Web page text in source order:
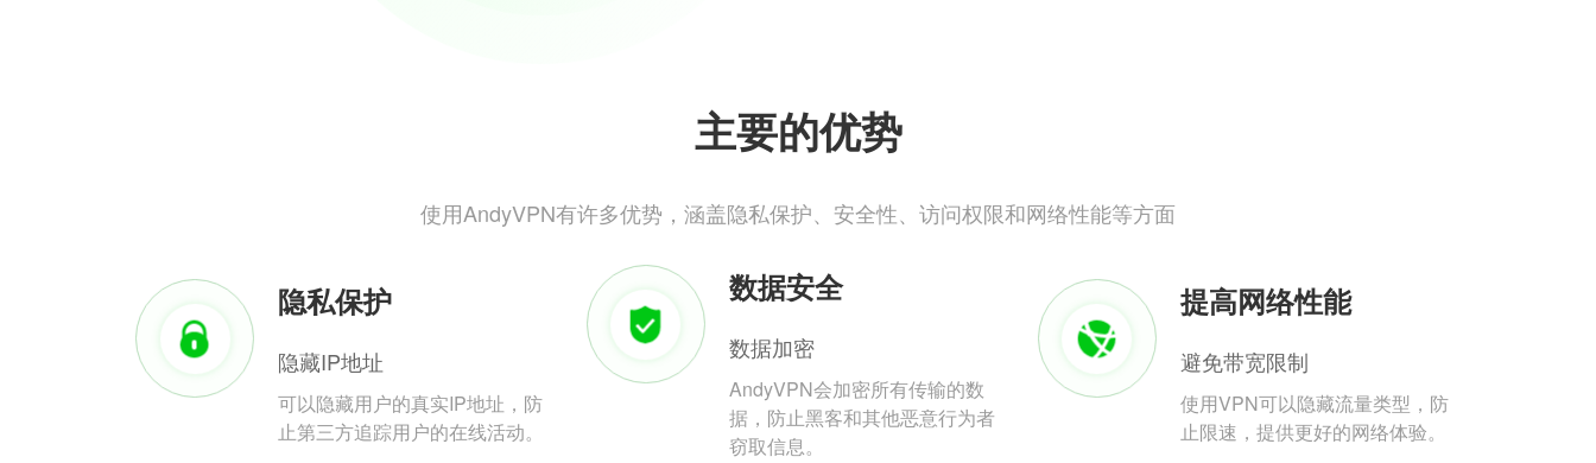
主要的优势
使用AndyVPN有许多优势，涵盖隐私保护、安全性、访问权限和网络性能等方面
隐私保护
隐藏IP地址
可以隐藏用户的真实IP地址，防
止第三方追踪用户的在线活动。
数据安全
数据加密
AndyVPN会加密所有传输的数
据，防止黑客和其他恶意行为者
窃取信息。
提高网络性能
避免带宽限制
使用VPN可以隐藏流量类型，防
止限速，提供更好的网络体验。